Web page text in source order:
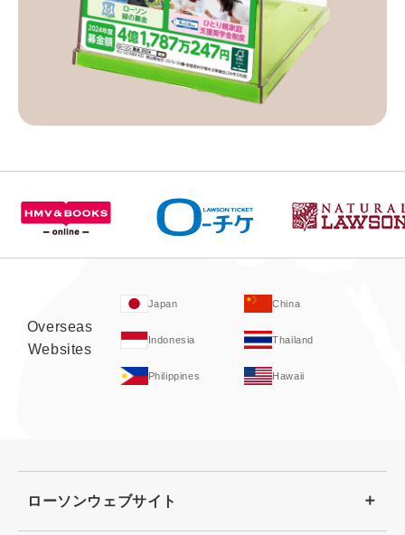
Overseas
Websites
Japan China
Indonesia Thailand
Philippines Hawaii
ローソンウェブサイト